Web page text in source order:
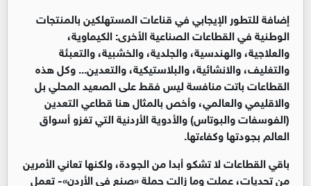
إضافة للتطور الإيجابي في قناعات المستهلكين بالمنتجات
الوطنية في القطاعات الصناعية الأخرى: الكيماوية،
والعلاجية، والهندسية، والجلدية، والخشبية، والتعبئة
والتغليف، والانشائية، والبلاستيكية، والتعدين... وكل هذه
القطاعات باتت منافسة ليس فقط على الصعيد المحلي بل
والاقليمي والعالمي، وأخص بالمثال هنا قطاعي التعدين
(الفوسفات والبوتاس) والأدوية الأردنية التي تغزو أسواق
العالم بجودتها وكفاءتها.
باقي القطاعات لا تشكو أبدا من الجودة، ولكنها تعاني الأمرين
من تحديات، عملت وما زالت حملة «صنع في الأردن»- تعمل